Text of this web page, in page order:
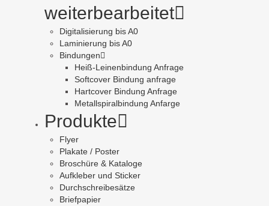
weiterbearbeitet
Digitalisierung bis A0
Laminierung bis A0
Bindungen
Heiß-Leinenbindung Anfrage
Softcover Bindung anfrage
Hartcover Bindung Anfrage
Metallspiralbindung Anfarge
Produkte
Flyer
Plakate / Poster
Broschüre & Kataloge
Aufkleber und Sticker
Durchschreibesätze
Briefpapier